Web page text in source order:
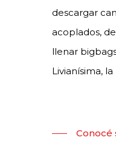
descargar
acoplados,
llenar
Livianísima,
Conocé